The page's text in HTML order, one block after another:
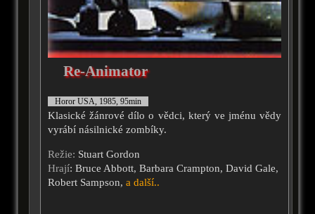
Re-Animator
Horor USA, 1985, 95min
Klasické žánrové dílo o vědci, který ve jménu vědy
vyrábí násilnické zombíky.
Režie: Stuart Gordon
Hrají: Bruce Abbott, Barbara Crampton, David Gale,
Robert Sampson, a další..